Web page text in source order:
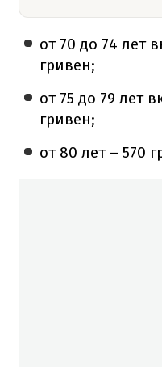
от 70 до 74 лет
гривен;
от 75 до 79 лет
гривен;
от 80 лет – 570